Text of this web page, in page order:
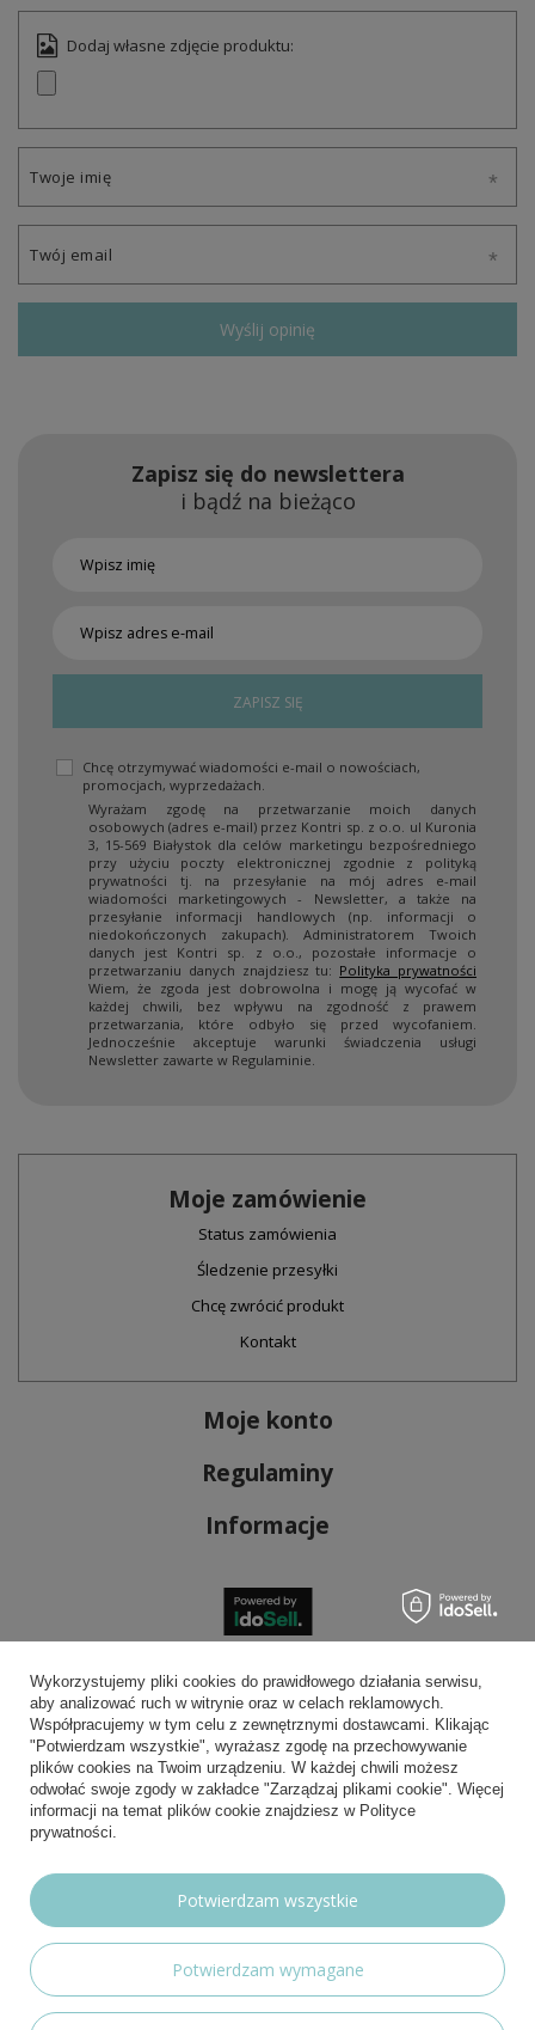
Dodaj własne zdjęcie produktu:
Twoje imię
Twój email
Wyślij opinię
Zapisz się do newslettera
i bądź na bieżąco
ZAPISZ SIĘ
Chcę otrzymywać wiadomości e-mail o nowościach,
promocjach, wyprzedażach.
Wyrażam zgodę na przetwarzanie moich danych
osobowych (adres e-mail) przez Kontri sp. z o.o. ul Kuronia
3, 15-569 Białystok dla celów marketingu bezpośredniego
przy użyciu poczty elektronicznej zgodnie z polityką
prywatności tj. na przesyłanie na mój adres e-mail
wiadomości marketingowych - Newsletter, a także na
przesyłanie informacji handlowych (np. informacji o
niedokończonych zakupach). Administratorem Twoich
danych jest Kontri sp. z o.o., pozostałe informacje o
przetwarzaniu danych znajdziesz tu: Polityka prywatności
Wiem, że zgoda jest dobrowolna i mogę ją wycofać w
każdej chwili, bez wpływu na zgodność z prawem
przetwarzania, które odbyło się przed wycofaniem.
Jednocześnie akceptuje warunki świadczenia usługi
Newsletter zawarte w Regulaminie.
Moje zamówienie
Status zamówienia
Śledzenie przesyłki
Chcę zwrócić produkt
Kontakt
Moje konto
Regulaminy
Informacje
Bezpieczne płatności
Wygodna dostawa
Możesz nam zaufać
Wykorzystujemy pliki cookies do prawidłowego działania serwisu,
aby analizować ruch w witrynie oraz w celach reklamowych.
Współpracujemy w tym celu z zewnętrznymi dostawcami. Klikając
"Potwierdzam wszystkie", wyrażasz zgodę na przechowywanie
plików cookies na Twoim urządzeniu. W każdej chwili możesz
odwołać swoje zgody w zakładce "Zarządzaj plikami cookie". Więcej
informacji na temat plików cookie znajdziesz w Polityce
prywatności.
Potwierdzam wymagane
Potwierdzam wszystkie